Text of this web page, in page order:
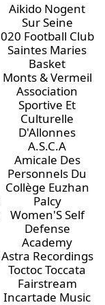
Aikido Nogent
Sur Seine
020 Football Club
Saintes Maries
Basket
Monts & Vermeil
Association
Sportive Et
Culturelle
D'Allonnes
A.S.C.A
Amicale Des
Personnels Du
Collège Euzhan
Palcy
Women'S Self
Defense
Academy
Astra Recordings
Toctoc Toccata
Fairstream
Incartade Music